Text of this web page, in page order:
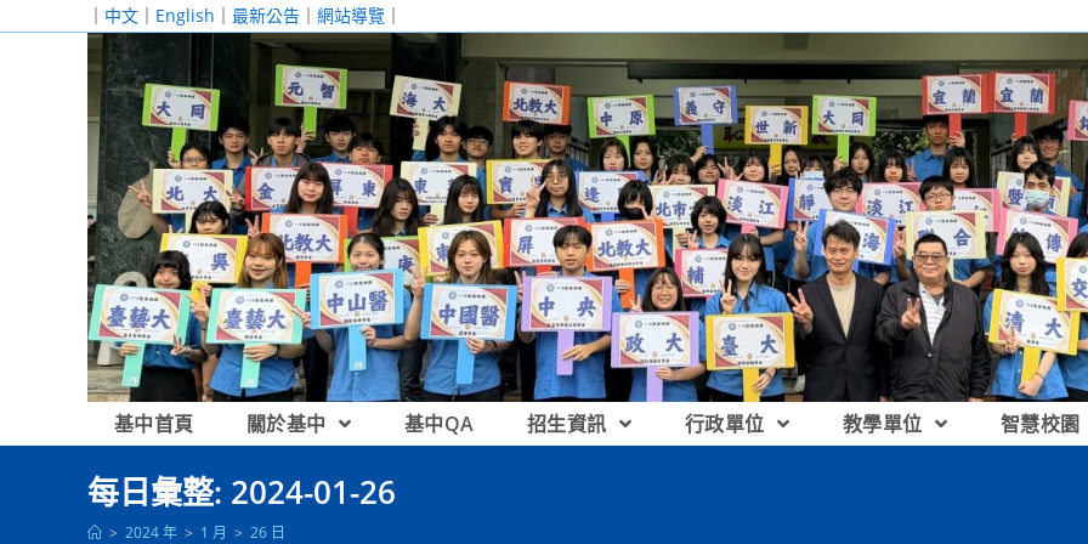
｜ 中文 ｜ English ｜ 最新公告 ｜ 網站導覽 ｜
基中首頁 關於基中 基中QA 招生資訊 行政單位 教學單位 智慧校園
每日彙整: 2024-01-26
> 2024 年 > 1 月 > 26 日